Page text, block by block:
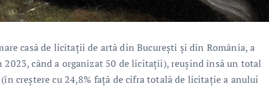
casă de licitații de artă din București și din România, a
când a organizat 50 de licitații), reușind însă un total
creștere cu 24,8% față de cifra totală de licitație a anului